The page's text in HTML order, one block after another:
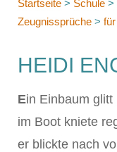
Startseite > Schule >
Zeugnissprüche >
HEIDI
Ein Einbaum
im Boot kniete
er blickte nach